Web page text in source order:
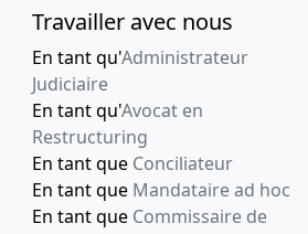
Travailler avec nous
En tant qu'Administrateur
Judiciaire
En tant qu'Avocat en
Restructuring
En tant que Conciliateur
En tant que Mandataire ad hoc
En tant que Commissaire de